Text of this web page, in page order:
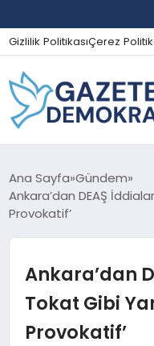
Gizlilik PolitikasıÇerez
GÜNDEM
EKONOMI
SPOR
Ana Sayfa Gündem
Ankara’dan DEAŞ
Provokatif’
Ankara’dan
Tokat Gibi
Provokatif’